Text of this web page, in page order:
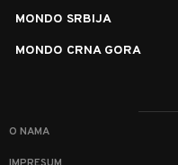
MONDO SRBIJA
MONDO CRNA GORA
O NAMA